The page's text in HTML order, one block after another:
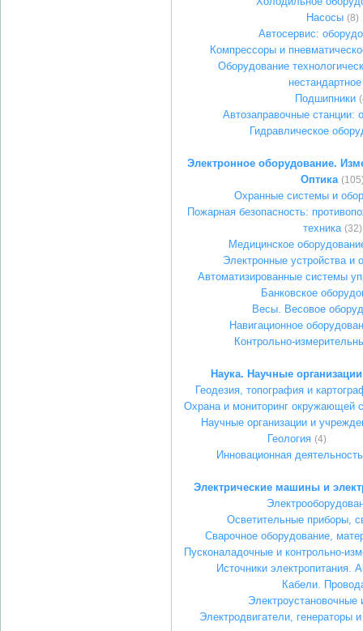
Насосы (8)
Автосервис:
Компрессоры и
Оборудование
нестандартное
Подшипники
Автозаправочные станции:
Гидравлическое
Электронное оборудование.
Оптика
Охранные системы и
Пожарная безопасность:
техника (32)
Медицинское
Электронные устройства и
Автоматизированные системы
Банковское
Весы. Весовое
Навигационное
Контрольно-
Наука. Научные организации
Геодезия, топография и
Охрана и мониторинг окружающей
Научные организации и
Геология (4)
Инновационная деятельность
Электрические машины и
Осветительные приборы,
Сварочное оборудование,
Пусконаладочные и контрольно-
Источники электропитания.
Кабели.
Электроустановочные
Электродвигатели, генераторы